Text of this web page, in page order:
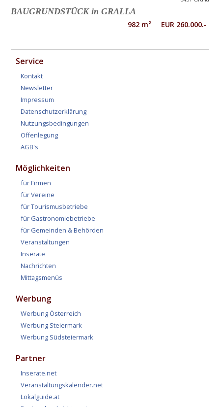
BAUGRUNDSTÜCK in GRALLA
982 m² EUR 260.000.-
Service
Kontakt
Newsletter
Impressum
Datenschutzerklärung
Nutzungsbedingungen
Offenlegung
AGB's
Möglichkeiten
für Firmen
für Vereine
für Tourismusbetriebe
für Gastronomiebetriebe
für Gemeinden & Behörden
Veranstaltungen
Inserate
Nachrichten
Mittagsmenüs
Werbung
Werbung Österreich
Werbung Steiermark
Werbung Südsteiermark
Partner
Inserate.net
Veranstaltungskalender.net
Lokalguide.at